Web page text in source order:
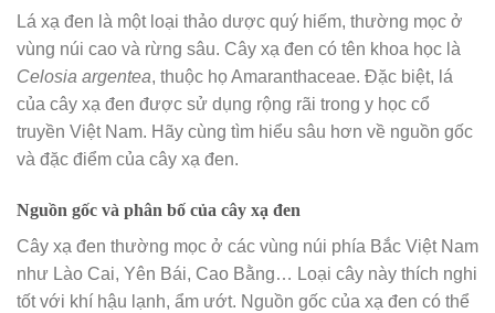
Lá xạ đen là một loại thảo dược quý hiếm, thường mọc ở
vùng núi cao và rừng sâu. Cây xạ đen có tên khoa học là
Celosia argentea, thuộc họ Amaranthaceae. Đặc biệt, lá
của cây xạ đen được sử dụng rộng rãi trong y học cổ
truyền Việt Nam. Hãy cùng tìm hiểu sâu hơn về nguồn gốc
và đặc điểm của cây xạ đen.
Nguồn gốc và phân bố của cây xạ đen
Cây xạ đen thường mọc ở các vùng núi phía Bắc Việt Nam
như Lào Cai, Yên Bái, Cao Bằng… Loại cây này thích nghi
tốt với khí hậu lạnh, ẩm ướt. Nguồn gốc của xạ đen có thể